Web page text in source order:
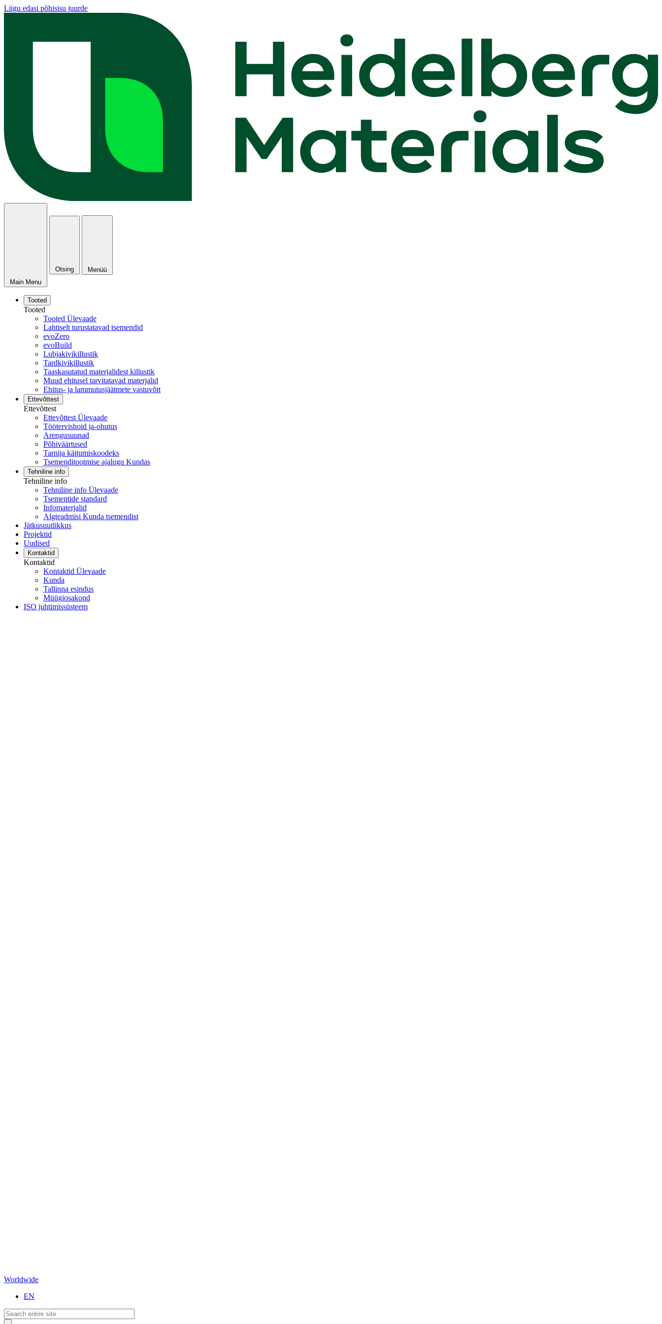
Liigu edasi põhisisu juurde
Main Menu
Otsing Menüü
Tooted
Tooted
Tooted Ülevaade
Lahtiselt turustatavad tsemendid
evoZero
evoBuild
Lubjakivikillustik
Tardkivikillustik
Taaskasutatud materjalidest killustik
Muud ehitusel tarvitatavad materjalid
Ehitus- ja lammutusjäätmete vastuvõtt
Ettevõttest
Ettevõttest
Ettevõttest Ülevaade
Töötervishoid ja-ohutus
Arengusuunad
Põhiväärtused
Tarnija käitumiskoodeks
Tsemenditootmise ajalugu Kundas
Tehniline info
Tehniline info
Tehniline info Ülevaade
Tsementide standard
Infomaterjalid
Algteadmisi Kunda tsemendist
Jätkusuutlikkus
Projektid
Uudised
Kontaktid
Kontaktid
Kontaktid Ülevaade
Kunda
Tallinna esindus
Müügiosakond
ISO juhtimissüsteem
Worldwide
EN